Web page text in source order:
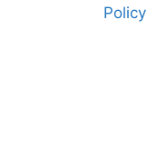
Policy